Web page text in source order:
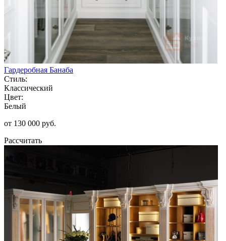
Гардеробная Банаба
Стиль:
Классический
Цвет:
Белый
от 130 000 руб.
Рассчитать